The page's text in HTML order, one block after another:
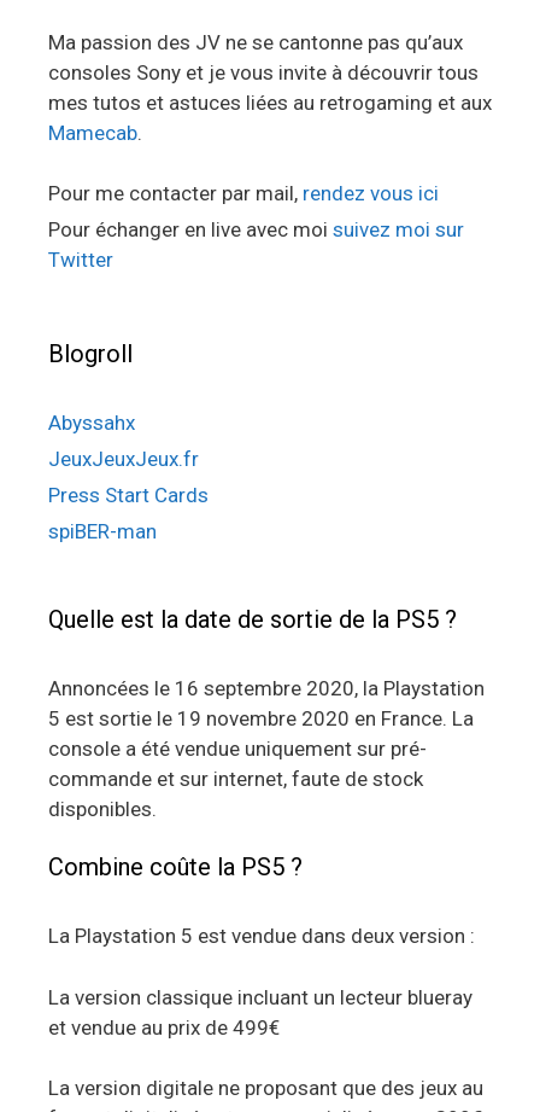
Ma passion des JV ne se cantonne pas qu’aux
consoles Sony et je vous invite à découvrir tous
mes tutos et astuces liées au retrogaming et aux
Mamecab.
Pour me contacter par mail, rendez vous ici
Pour échanger en live avec moi suivez moi sur
Twitter
Blogroll
Abyssahx
JeuxJeuxJeux.fr
Press Start Cards
spiBER-man
Quelle est la date de sortie de la PS5 ?
Annoncées le 16 septembre 2020, la Playstation
5 est sortie le 19 novembre 2020 en France. La
console a été vendue uniquement sur pré-
commande et sur internet, faute de stock
disponibles.
Combine coûte la PS5 ?
La Playstation 5 est vendue dans deux version :
La version classique incluant un lecteur blueray
et vendue au prix de 499€
La version digitale ne proposant que des jeux au